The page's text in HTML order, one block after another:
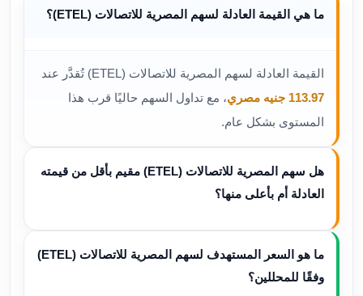
ما هي القيمة العادلة لسهم المصرية للاتصالات (ETEL)؟
القيمة العادلة لسهم المصرية للاتصالات (ETEL) تُقدَّر عند
113.97 جنيه مصري
، مع تداول السهم حاليًا قرب هذا
المستوى بشكل عام.
هل سهم المصرية للاتصالات (ETEL) مقيم بأقل من قيمته
العادلة أم بأعلى منها؟
ما هو السعر المستهدف لسهم المصرية للاتصالات (ETEL)
وفقًا للمحللين؟